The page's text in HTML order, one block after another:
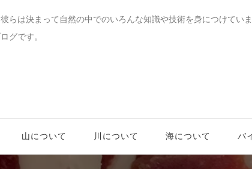
らは決まって自然の中でのいろんな知識や技術を身につけてい
グです。
山について 川について 海について バ